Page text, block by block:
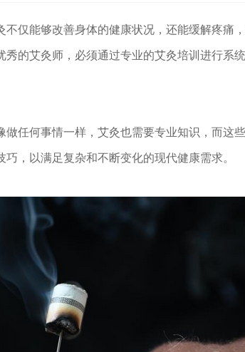
仅能够改善身体的健康状况，还能缓解疼痛
的艾灸师，必须通过专业的艾灸培训进行系
任何事情一样，艾灸也需要专业知识，而这
，以满足复杂和不断变化的现代健康需求。